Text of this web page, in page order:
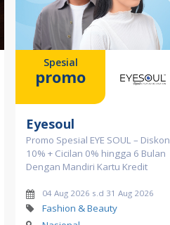
Spesial
promo
Eyesoul
Promo Spesial EYE SOUL – Diskon
10% + Cicilan 0% hingga 6 Bulan
Dengan Mandiri Kartu Kredit
04 Aug 2026 s.d 31 Aug 2026
Fashion & Beauty